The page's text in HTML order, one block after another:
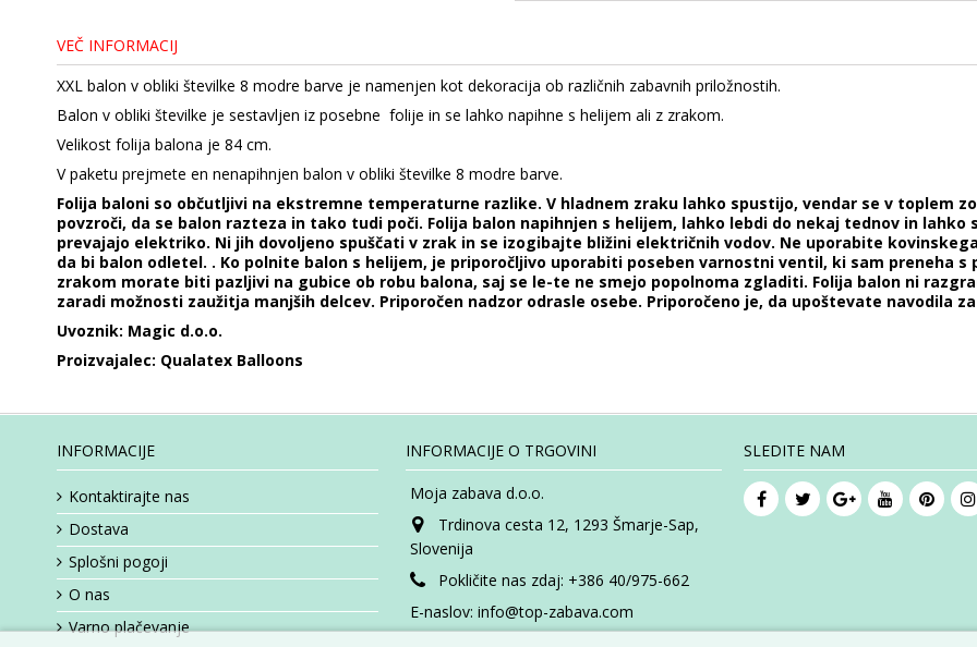
VEČ INFORMACIJ
XXL balon v obliki številke 8 modre barve je namenjen kot dekoracija ob različnih zabavnih priložnostih.
Balon v obliki številke je sestavljen iz posebne folije in se lahko napihne s helijem ali z zrakom.
Velikost folija balona je 84 cm.
V paketu prejmete en nenapihnjen balon v obliki številke 8 modre barve.
Folija baloni so občutljivi na ekstremne temperaturne razlike. V hladnem zraku lahko spustijo, vendar se v toplem
povzroči, da se balon razteza in tako tudi poči. Folija balon napihnjen s helijem, lahko lebdi do nekaj tednov in lahko
prevajajo elektriko. Ni jih dovoljeno spuščati v zrak in se izogibajte bližini električnih vodov. Ne uporabite
da bi balon odletel. . Ko polnite balon s helijem, je priporočljivo uporabiti poseben varnostni ventil, ki sam preneha s
zrakom morate biti pazljivi na gubice ob robu balona, saj se le-te ne smejo popolnoma zgladiti. Folija balon ni
zaradi možnosti zaužitja manjših delcev. Priporočen nadzor odrasle osebe. Priporočeno je, da upoštevate navodila
Uvoznik: Magic d.o.o.
Proizvajalec: Qualatex Balloons
INFORMACIJE
Kontaktirajte nas
Dostava
Splošni pogoji
O nas
Varno plačevanje
INFORMACIJE O TRGOVINI
Moja zabava d.o.o.
Trdinova cesta 12, 1293 Šmarje-Sap,
Slovenija
Pokličite nas zdaj: +386 40/975-662
E-naslov: info@top-zabava.com
SLEDITE NAM